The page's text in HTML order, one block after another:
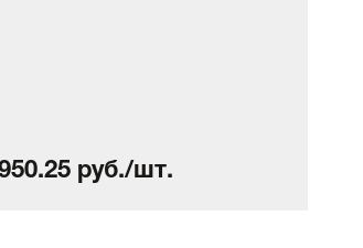
руб./шт.